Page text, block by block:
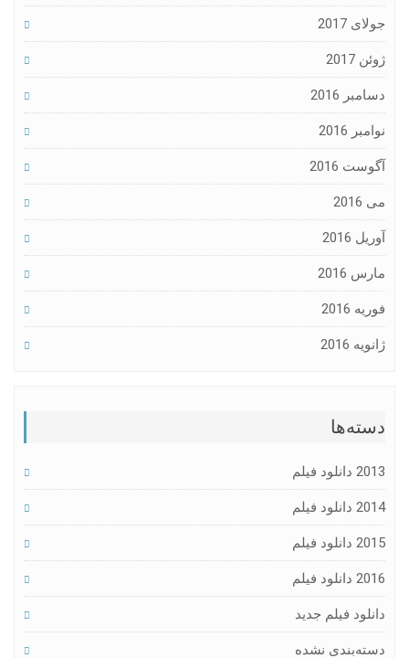
جولای 2017
ژوئن 2017
دسامبر 2016
نوامبر 2016
آگوست 2016
می 2016
آوریل 2016
مارس 2016
فوریه 2016
ژانویه 2016
دسته‌ها
2013 دانلود فیلم
2014 دانلود فیلم
2015 دانلود فیلم
2016 دانلود فیلم
دانلود فیلم جدید
دسته‌بندی نشده